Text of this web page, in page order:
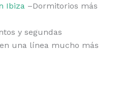
Ibiza –Dormitorios más
y segundas
una línea mucho más